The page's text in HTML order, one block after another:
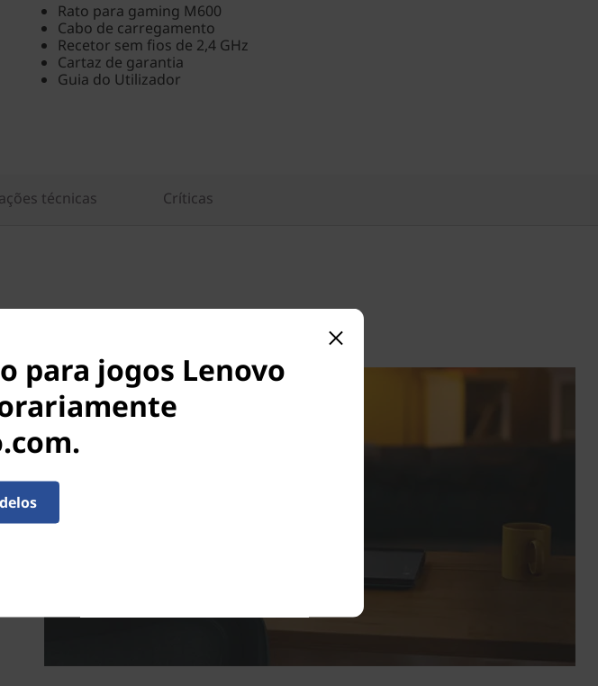
Rato para gaming M600
Cabo de carregamento
Recetor sem fios de 2,4 GHz
Cartaz de garantia
Guia do Utilizador
técnicas Críticas
para jogos Lenovo